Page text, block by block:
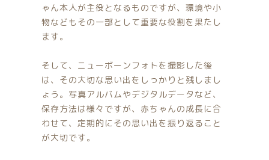
ゃん本人が主役となるものですが、環境や小
物などもその一部として重要な役割を果たし
ます。
そして、ニューボーンフォトを撮影した後
は、その大切な思い出をしっかりと残しまし
ょう。写真アルバムやデジタルデータなど、
保存方法は様々ですが、赤ちゃんの成長に合
わせて、定期的にその思い出を振り返ること
が大切です。